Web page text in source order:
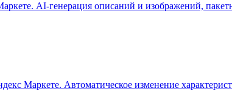
AI-генерация описаний и изображений,
Маркете. Автоматическое изменение